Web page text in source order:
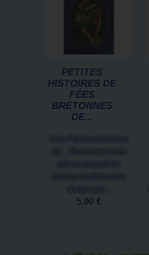
PETITES
HISTOIRES DE
FÉES
BRETONNES
DE...
Ces Petites histoires
de... fées bretonnes
est un recueil de
contes traditionnels
dirigé par...
5,00 €